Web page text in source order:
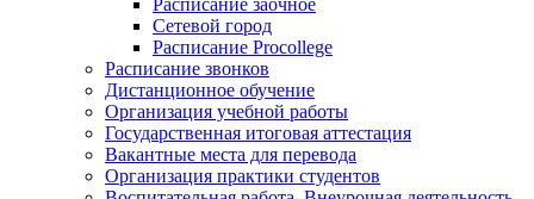
Расписание заочное
Сетевой город
Расписание Procollege
Расписание звонков
Дистанционное обучение
Организация учебной работы
Государственная итоговая аттестация
Вакантные места для перевода
Организация практики студентов